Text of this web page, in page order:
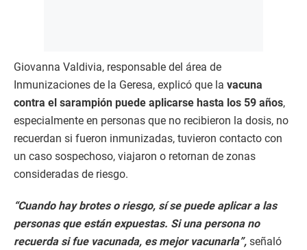
Giovanna Valdivia, responsable del área de
Inmunizaciones de la Geresa, explicó que la vacuna
contra el sarampión puede aplicarse hasta los 59 años,
especialmente en personas que no recibieron la dosis, no
recuerdan si fueron inmunizadas, tuvieron contacto con
un caso sospechoso, viajaron o retornan de zonas
consideradas de riesgo.
“Cuando hay brotes o riesgo, sí se puede aplicar a las
personas que están expuestas. Si una persona no
recuerda si fue vacunada, es mejor vacunarla”, señaló